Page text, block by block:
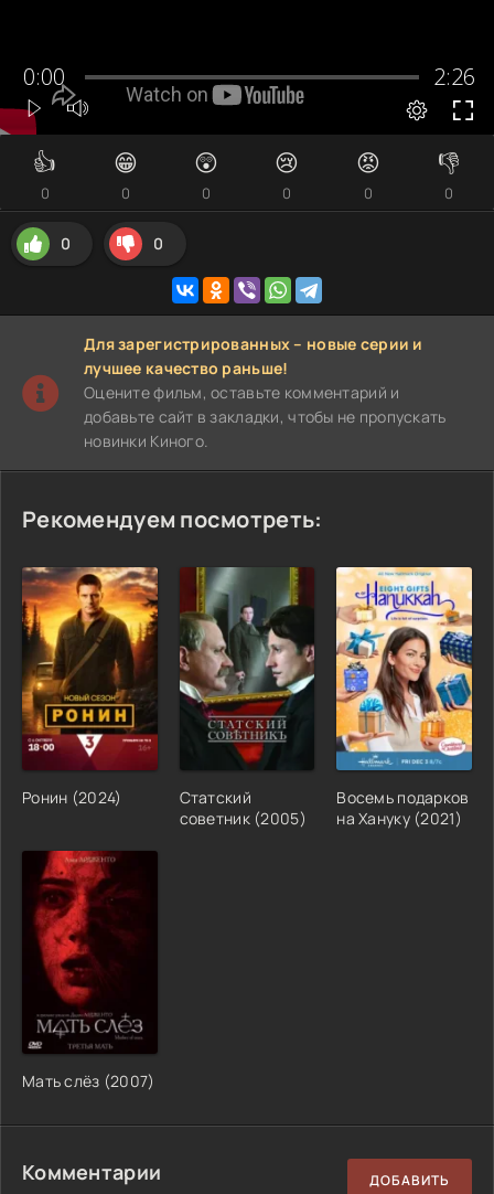
👍
0
😁
0
😲
0
😢
0
😡
0
👎
0
0 0
Для зарегистрированных – новые серии и
лучшее качество раньше!
Оцените фильм, оставьте комментарий и
добавьте сайт в закладки, чтобы не пропускать
новинки Киного.
Рекомендуем посмотреть:
Ронин (2024)
Статский
советник (2005)
Восемь подарков
на Хануку (2021)
Мать слёз (2007)
Комментарии ДОБАВИТЬ